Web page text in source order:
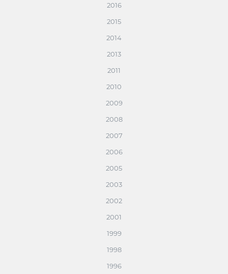
2016
2015
2014
2013
2011
2010
2009
2008
2007
2006
2005
2003
2002
2001
1999
1998
1996